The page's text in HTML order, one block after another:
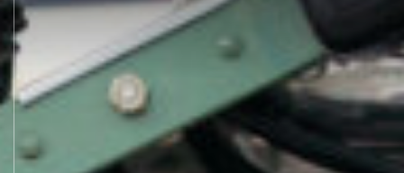
UNDERVISNING
OM MUSEET
NYT MUSEUM
KONTAKT